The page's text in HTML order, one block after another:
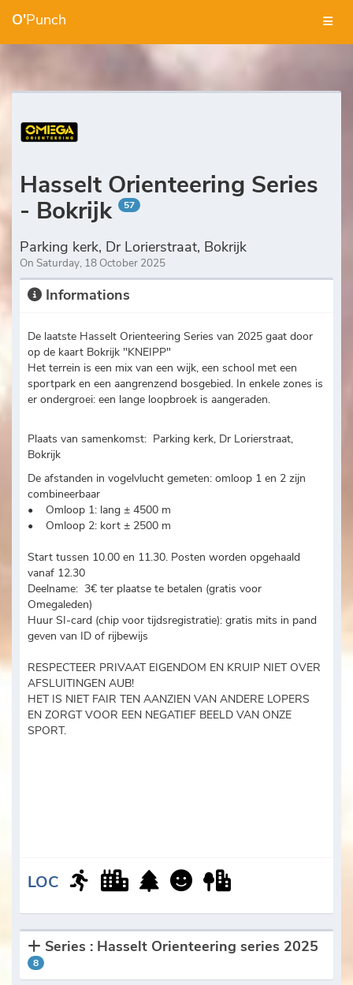
O'Punch
Hasselt Orienteering Series
- Bokrijk
57
Parking kerk, Dr Lorierstraat, Bokrijk
On Saturday, 18 October 2025
Informations
De laatste Hasselt Orienteering Series van 2025 gaat door
op de kaart Bokrijk "KNEIPP"
Het terrein is een mix van een wijk, een school met een
sportpark en een aangrenzend bosgebied. In enkele zones is
er ondergroei: een lange loopbroek is aangeraden.
Plaats van samenkomst: Parking kerk, Dr Lorierstraat,
Bokrijk
De afstanden in vogelvlucht gemeten: omloop 1 en 2 zijn
combineerbaar
• Omloop 1: lang ± 4500 m
• Omloop 2: kort ± 2500 m
Start tussen 10.00 en 11.30. Posten worden opgehaald
vanaf 12.30
Deelname: 3€ ter plaatse te betalen (gratis voor
Omegaleden)
Huur SI-card (chip voor tijdsregistratie): gratis mits in pand
geven van ID of rijbewijs
RESPECTEER PRIVAAT EIGENDOM EN KRUIP NIET OVER
AFSLUITINGEN AUB!
HET IS NIET FAIR TEN AANZIEN VAN ANDERE LOPERS
EN ZORGT VOOR EEN NEGATIEF BEELD VAN ONZE
SPORT.
LOC
Series : Hasselt Orienteering series 2025
8